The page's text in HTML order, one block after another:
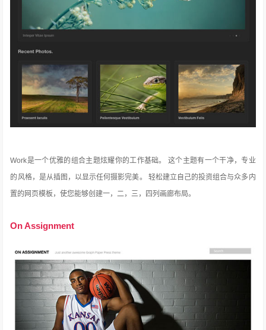
Work是一个优雅的组合主题炫耀你的工作基础。
这个主题有一个干净，专业
的风格，是从插图，以显示任何摄影完美。
轻松建立自己的投资组合与众多内
置的网页模板，使您能够创建一，二，三，四列画廊布局。
On Assignment